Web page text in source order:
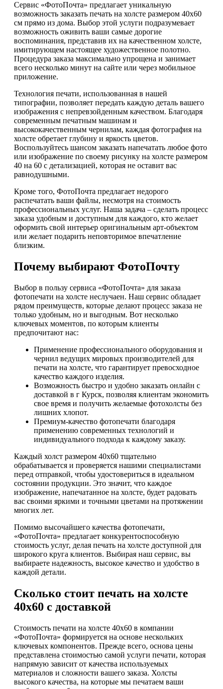
Сервис «ФотоПочта» предлагает уникальную
возможность заказать печать на холсте размером 40х60
см прямо из дома. Выбор этой услуги подразумевает
возможность оживить ваши самые дорогие
воспоминания, представив их на качественном холсте,
имитирующем настоящее художественное полотно.
Процедура заказа максимально упрощена и занимает
всего несколько минут на сайте или через мобильное
приложение.
Технология печати, использованная в нашей
типографии, позволяет передать каждую деталь вашего
изображения с непревзойденным качеством. Благодаря
современным печатным машинам и
высококачественным чернилам, каждая фотография на
холсте обретает глубину и яркость цветов.
Воспользуйтесь шансом заказать напечатать любое фото
или изображение по своему рисунку на холсте размером
40 на 60 с детализацией, которая не оставит вас
равнодушными.
Кроме того, ФотоПочта предлагает недорого
распечатать ваши файлы, несмотря на стоимость
профессиональных услуг. Наша задача – сделать процесс
заказа удобным и доступным для каждого, кто желает
оформить свой интерьер оригинальным арт-объектом
или желает подарить неповторимое впечатление
близким.
Почему выбирают ФотоПочту
Выбор в пользу сервиса «ФотоПочта» для заказа
фотопечати на холсте неслучаен. Наш сервис обладает
рядом преимуществ, которые делают процесс заказа не
только удобным, но и выгодным. Вот несколько
ключевых моментов, по которым клиенты
предпочитают нас:
Применение профессионального оборудования и
чернил ведущих мировых производителей для
печати на холсте, что гарантирует превосходное
качество каждого изделия.
Возможность быстро и удобно заказать онлайн с
доставкой в г Курск, позволяя клиентам экономить
свое время и получить желаемые фотохолсты без
лишних хлопот.
Премиум-качество фотопечати благодаря
применению современных технологий и
индивидуального подхода к каждому заказу.
Каждый холст размером 40х60 тщательно
обрабатывается и проверяется нашими специалистами
перед отправкой, чтобы удостовериться в идеальном
состоянии продукции. Это значит, что каждое
изображение, напечатанное на холсте, будет радовать
вас своими яркими и точными цветами на протяжении
многих лет.
Помимо высочайшего качества фотопечати,
«ФотоПочта» предлагает конкурентоспособную
стоимость услуг, делая печать на холсте доступной для
широкого круга клиентов. Выбирая наш сервис, вы
выбираете надежность, высокое качество и удобство в
каждой детали.
Сколько стоит печать на холсте
40х60 с доставкой
Стоимость печати на холсте 40х60 в компании
«ФотоПочта» формируется на основе нескольких
ключевых компонентов. Прежде всего, основа цены
представлена стоимостью самой услуги печати, которая
напрямую зависит от качества используемых
материалов и сложности вашего заказа. Холсты
высокого качества, на которые мы печатаем ваши